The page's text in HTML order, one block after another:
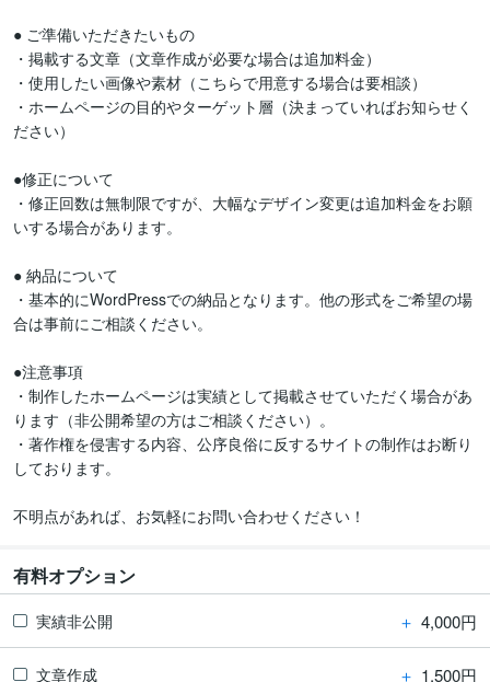
● ご準備いただきたいもの
・掲載する文章（文章作成が必要な場合は追加料金）
・使用したい画像や素材（こちらで用意する場合は要相談）
・ホームページの目的やターゲット層（決まっていればお知らせく
ださい）
●修正について
・修正回数は無制限ですが、大幅なデザイン変更は追加料金をお願
いする場合があります。
● 納品について
・基本的にWordPressでの納品となります。他の形式をご希望の場
合は事前にご相談ください。
●注意事項
・制作したホームページは実績として掲載させていただく場合があ
ります（非公開希望の方はご相談ください）。
・著作権を侵害する内容、公序良俗に反するサイトの制作はお断り
しております。
不明点があれば、お気軽にお問い合わせください！
有料オプション
実績非公開 ＋ 4,000円
文章作成 ＋ 1,500円